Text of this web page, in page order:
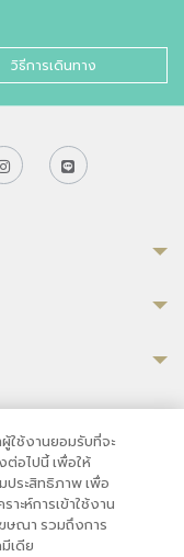
วิธีการเดินทาง
| นโยบายคุกกี้
นกรุงเทพ
าบาลระดับสากล
ใช้งานยอมรับที่จะ
ต่อไปนี้ เพื่อให้
ประสิทธิภาพ เพื่อ
ะห์การเข้าใช้งาน
ฆษณา รวมถึงการ
เดีย